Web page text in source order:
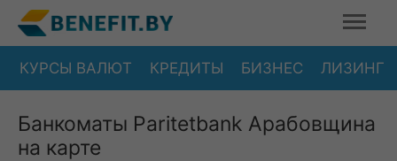
КУРСЫ ВАЛЮТ КРЕДИТЫ БИЗНЕС ЛИЗИНГ
Банкоматы Paritetbank Арабовщина
на карте